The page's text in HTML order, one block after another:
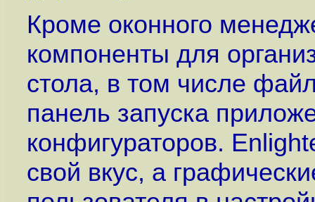
Кроме оконного
компоненты для
стола, в том числе
панель запуска
конфигураторов.
свой вкус, а